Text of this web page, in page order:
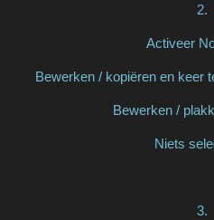
2.
Activeer
Bewerken / kopiëren en keer
Bewerken /
Niets
3.